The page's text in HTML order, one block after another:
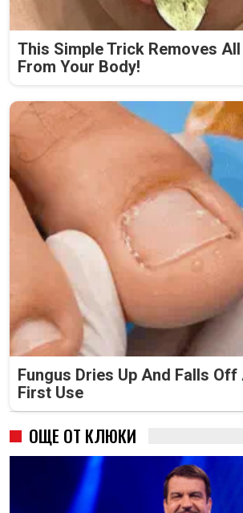
This Simple Trick Removes
From Your Body!
Fungus Dries Up And Falls
First Use
ОЩЕ ОТ КЛЮКИ